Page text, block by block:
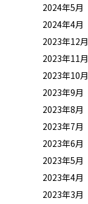
2024年5月
2024年4月
2023年12月
2023年11月
2023年10月
2023年9月
2023年8月
2023年7月
2023年6月
2023年5月
2023年4月
2023年3月